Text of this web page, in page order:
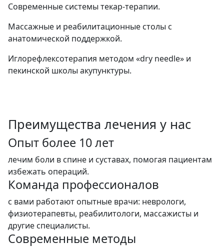
Современные системы текар-терапии.
Массажные и реабилитационные столы с
анатомической поддержкой.
Иглорефлексотерапия методом «dry needle» и
пекинской школы акупунктуры.
Преимущества лечения у нас
Опыт более 10 лет
лечим боли в спине и суставах, помогая пациентам
избежать операций.
Команда профессионалов
с вами работают опытные врачи: неврологи,
физиотерапевты, реабилитологи, массажисты и
другие специалисты.
Современные методы